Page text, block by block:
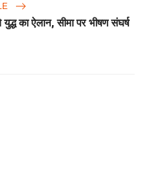
का ऐलान, सीमा पर भीषण संघर्ष